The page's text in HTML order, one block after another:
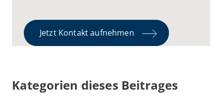
Jetzt Kontakt aufnehmen
Kategorien dieses Beitrages